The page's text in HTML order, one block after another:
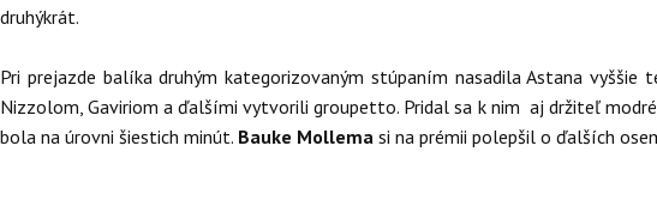
druhýkrát.
Pri prejazde balíka druhým kategorizovaným stúpaním nasadila Astana
Nizzolom, Gaviriom a ďalšími vytvorili groupetto. Pridal sa k nim aj držiteľ
bola na úrovni šiestich minút. Bauke Mollema si na prémii polepšil o ďalších